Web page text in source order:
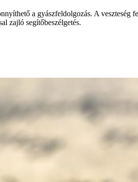
a gyászfeldolgozás. A veszteség
zajló segítőbeszélgetés.